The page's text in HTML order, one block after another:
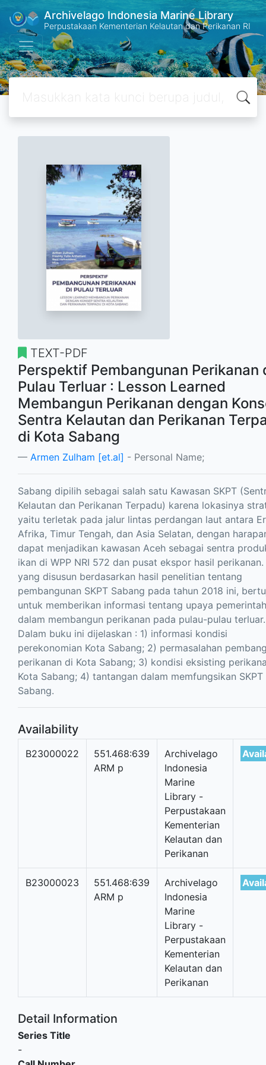
Archivelago Indonesia Marine Library
Perpustakaan Kementerian Kelautan dan Perikanan RI
TEXT-PDF
Perspektif Pembangunan Perikanan
Pulau Terluar : Lesson Learned
Membangun Perikanan dengan
Sentra Kelautan dan Perikanan
di Kota Sabang
Armen Zulham [et.al] - Personal Name;
Sabang dipilih sebagai salah satu Kawasan SKPT
Kelautan dan Perikanan Terpadu) karena lokasinya
yaitu terletak pada jalur lintas perdangan laut antara
Afrika, Timur Tengah, dan Asia Selatan, dengan
dapat menjadikan kawasan Aceh sebagai sentra
ikan di WPP NRI 572 dan pusat ekspor hasil perikanan.
yang disusun berdasarkan hasil penelitian tentang
pembangunan SKPT Sabang pada tahun 2018 ini,
untuk memberikan informasi tentang upaya pemerintah
dalam membangun perikanan pada pulau-pulau terluar.
Dalam buku ini dijelaskan : 1) informasi kondisi
perekonomian Kota Sabang; 2) permasalahan
perikanan di Kota Sabang; 3) kondisi eksisting
Kota Sabang; 4) tantangan dalam memfungsikan SKPT
Sabang.
Availability
B23000022
551.468:639
ARM p
Archivelago
Indonesia
Marine
Library -
Perpustakaan
Kementerian
Kelautan dan
Perikanan
B23000023
551.468:639
ARM p
Archivelago
Indonesia
Marine
Library -
Perpustakaan
Kementerian
Kelautan dan
Perikanan
Detail Information
Series Title
-